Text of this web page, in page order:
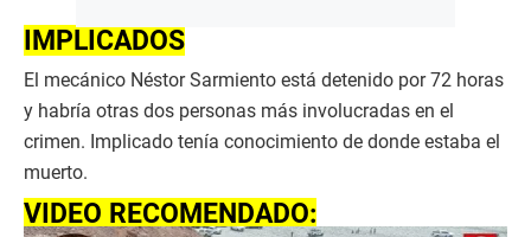
IMPLICADOS
El mecánico Néstor Sarmiento está detenido por 72 horas
y habría otras dos personas más involucradas en el
crimen. Implicado tenía conocimiento de donde estaba el
muerto.
VIDEO RECOMENDADO: